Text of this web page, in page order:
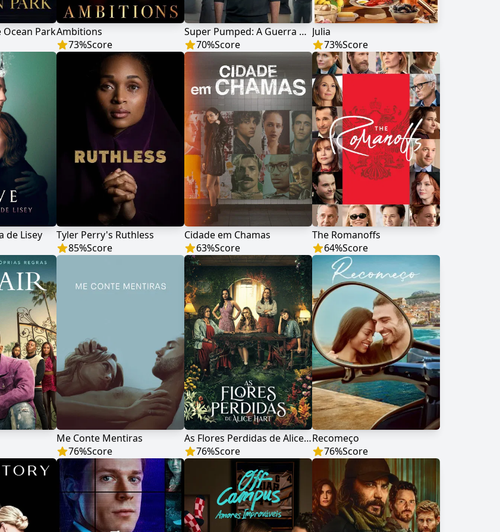
ParkAmbitions
73%Score
Super Pumped: A Guerra Pela Uber
70%Score
Julia
73%Score
de Lisey
Tyler Perry's Ruthless
85%Score
Cidade em Chamas
63%Score
The Romanoffs
64%Score
Me Conte Mentiras
76%Score
As Flores Perdidas de Alice Hart
76%Score
Recomeço
76%Score